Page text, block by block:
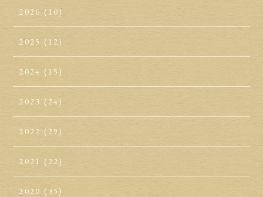
2026 (10)
2025 (12)
2024 (15)
2023 (24)
2022 (29)
2021 (22)
2020 (35)